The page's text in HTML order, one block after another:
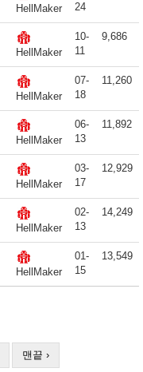
HellMaker
24
HellMaker
10-
11
9,686
HellMaker
07-
18
11,260
HellMaker
06-
13
11,892
HellMaker
03-
17
12,929
HellMaker
02-
13
14,249
HellMaker
01-
15
13,549
맨끝 ›